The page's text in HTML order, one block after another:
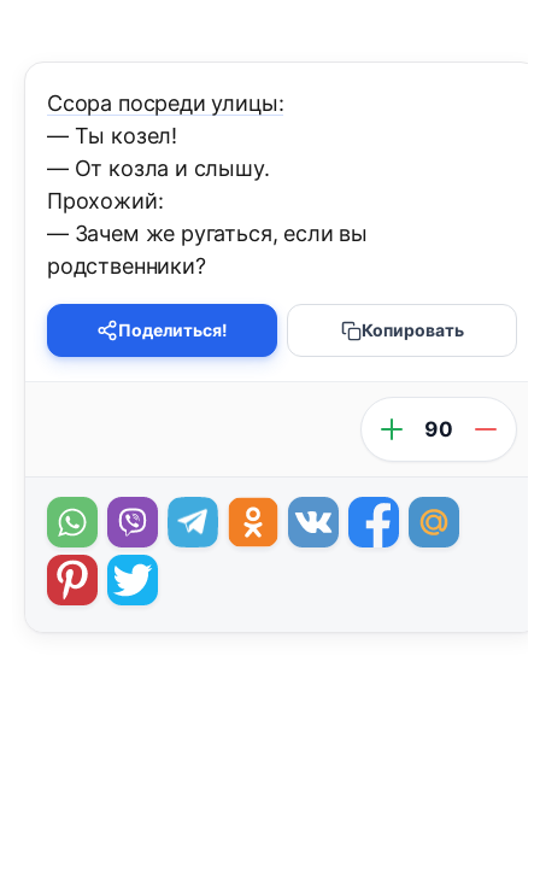
Ссора посреди улицы:
— Ты козел!
— От козла и слышу.
Прохожий:
— Зачем же ругаться, если вы
родственники?
Поделиться! Копировать
90